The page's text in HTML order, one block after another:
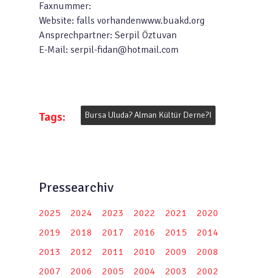
Faxnummer:
Website: falls vorhandenwww.buakd.org
Ansprechpartner: Serpil Öztuvan
E-Mail: serpil-fidan@hotmail.com
Tags: Bursa Uluda? Alman Kültür Derne?i
Pressearchiv
2025 2024 2023 2022 2021
2020
2019
2018 2017 2016 2015
2014
2013
2012 2011 2010 2009
2008
2007
2006 2005 2004 2003
2002